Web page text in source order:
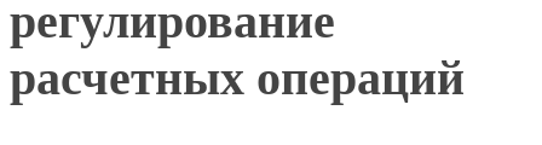
регулирование
расчетных операций